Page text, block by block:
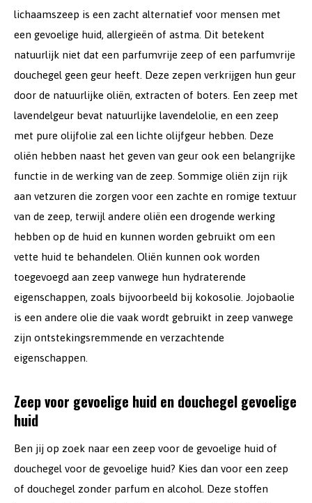
lichaamszeep is een zacht alternatief voor mensen met
een gevoelige huid, allergieën of astma. Dit betekent
natuurlijk niet dat een parfumvrije zeep of een parfumvrije
douchegel geen geur heeft. Deze zepen verkrijgen hun geur
door de natuurlijke oliën, extracten of boters. Een zeep met
lavendelgeur bevat natuurlijke lavendelolie, en een zeep
met pure olijfolie zal een lichte olijfgeur hebben. Deze
oliën hebben naast het geven van geur ook een belangrijke
functie in de werking van de zeep. Sommige oliën zijn rijk
aan vetzuren die zorgen voor een zachte en romige textuur
van de zeep, terwijl andere oliën een drogende werking
hebben op de huid en kunnen worden gebruikt om een
vette huid te behandelen. Oliën kunnen ook worden
toegevoegd aan zeep vanwege hun hydraterende
eigenschappen, zoals bijvoorbeeld bij kokosolie. Jojobaolie
is een andere olie die vaak wordt gebruikt in zeep vanwege
zijn ontstekingsremmende en verzachtende
eigenschappen.
Zeep voor gevoelige huid en douchegel gevoelige
huid
Ben jij op zoek naar een zeep voor de gevoelige huid of
douchegel voor de gevoelige huid? Kies dan voor een zeep
of douchegel zonder parfum en alcohol. Deze stoffen